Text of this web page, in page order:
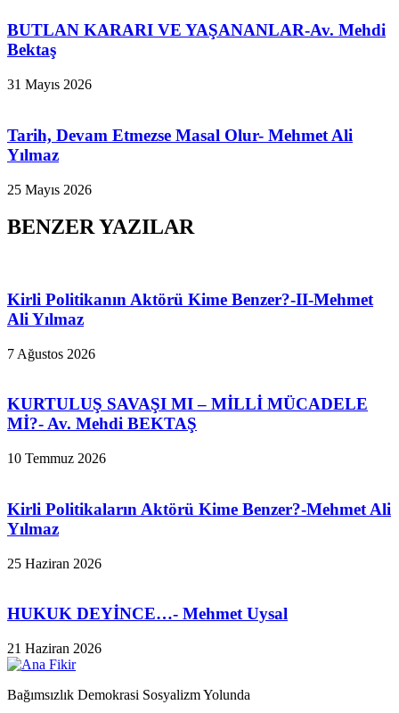
BUTLAN KARARI VE YAŞANANLAR-Av. Mehdi
Bektaş
31 Mayıs 2026
Tarih, Devam Etmezse Masal Olur- Mehmet Ali
Yılmaz
25 Mayıs 2026
BENZER YAZILAR
Kirli Politikanın Aktörü Kime Benzer?-II-Mehmet
Ali Yılmaz
7 Ağustos 2026
KURTULUŞ SAVAŞI MI – MİLLİ MÜCADELE
Mİ?- Av. Mehdi BEKTAŞ
10 Temmuz 2026
Kirli Politikaların Aktörü Kime Benzer?-Mehmet Ali
Yılmaz
25 Haziran 2026
HUKUK DEYİNCE…- Mehmet Uysal
21 Haziran 2026
Bağımsızlık Demokrasi Sosyalizm Yolunda